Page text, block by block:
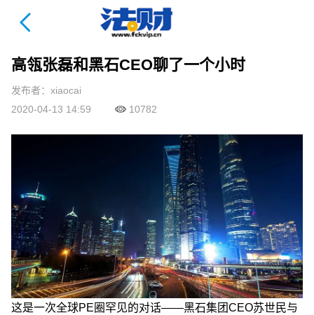
法财课详情页
高瓴张磊和黑石CEO聊了一个小时
发布者：xiaocai
2020-04-13 14:59
10782
这是一次全球PE圈罕见的对话——黑石集团CEO苏世民与